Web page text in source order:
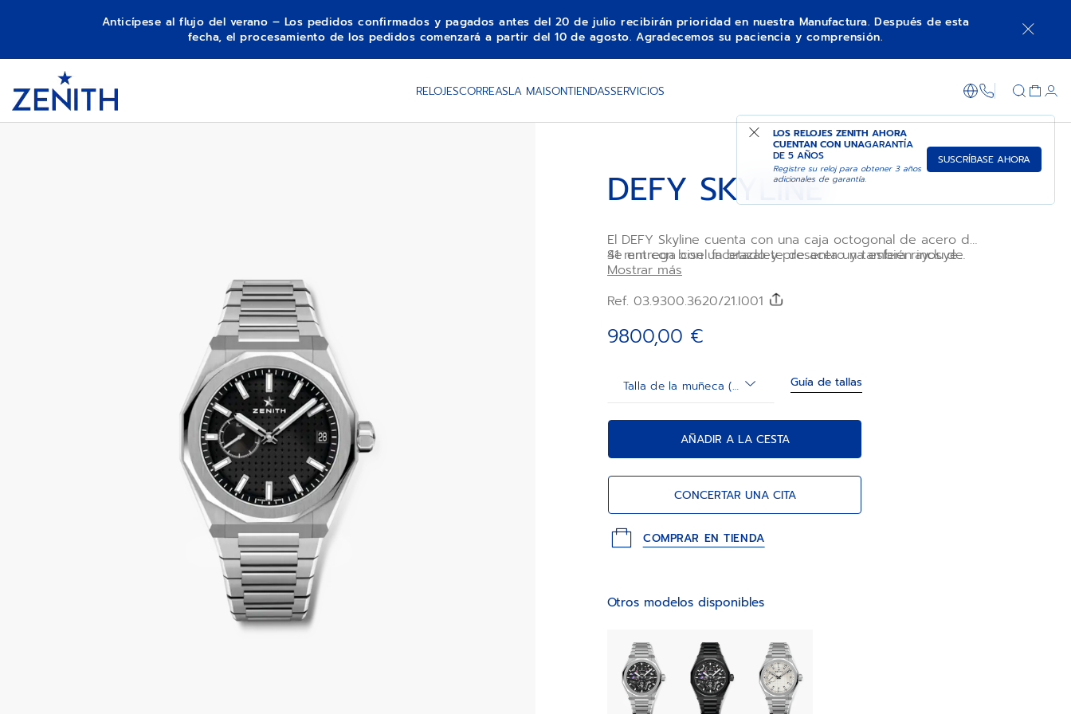
Anticípese al flujo del verano – Los pedidos confirmados y pagados antes del 20 de julio recibirán prioridad en nuestra Manufactura. Después de esta
fecha, el procesamiento de los pedidos comenzará a partir del 10 de agosto. Agradecemos su paciencia y comprensión.
1 RELOJESCORREASLA MAISONTIENDASSERVICIOS +800 36 00
LOS RELOJES ZENITH AHORA
CUENTAN CON UNAGARANTÍA
DE 5 AÑOS
Registre su reloj para obtener 3 años
adicionales de garantía.
SUSCRÍBASE AHORA
DEFY SKYLINE
El DEFY Skyline cuenta con una caja octogonal de acero de
41 mm con bisel facetado y presenta una esfera rayos de
sol negra que reinterpreta la emblemática estrella de
de Manufactura automático de alta frecuencia El
segundo.
Se entrega con un brazalete de acero y también incluye
una segunda correa de caucho con motivo negro para
intercambiables.
Mostrar más
Ref. 03.9300.3620/21.I001
9800,00 €
Talla de la muñeca (opcional) Guía de tallas
AÑADIR A LA CESTA
CONCERTAR UNA CITA
COMPRAR EN TIENDA
Otros modelos disponibles